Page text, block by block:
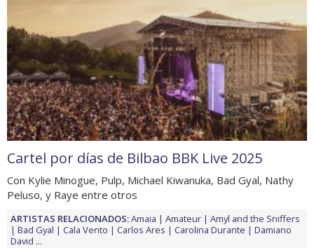
Cartel por días de Bilbao BBK Live 2025
Con Kylie Minogue, Pulp, Michael Kiwanuka, Bad Gyal, Nathy
Peluso, y Raye entre otros
ARTISTAS RELACIONADOS:Amaia Amateur
Amyl and the Sniffers
Bad Gyal
Cala Vento Carlos Ares Carolina Durante
Damiano
David ...